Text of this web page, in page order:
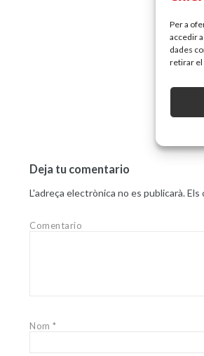
Per a
accedir
dades
retirar el
Deja tu comentario
L'adreça electrònica no es publicarà.Els
Comentario
Nom *